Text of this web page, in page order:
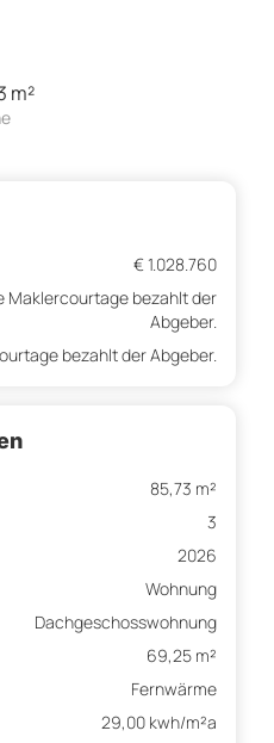
m²
€ 1.028.760
Maklercourtage bezahlt der
Abgeber.
bezahlt der Abgeber.
85,73 m²
3
2026
Wohnung
Dachgeschosswohnung
69,25 m²
Fernwärme
29,00 kwh/m²a